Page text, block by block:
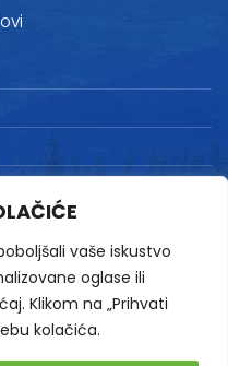
vaše iskustvo
oglase ili
Klikom na „Prihvati
kolačića.